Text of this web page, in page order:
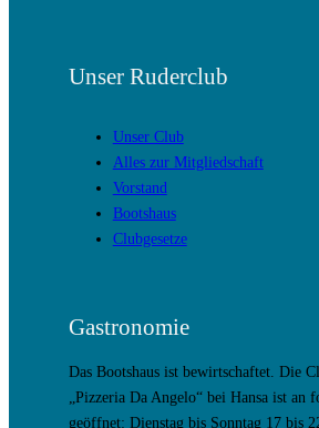
Unser Ruderclub
Unser Club
Alles zur Mitgliedschaft
Vorstand
Bootshaus
Clubgesetze
Gastronomie
Das Bootshaus ist bewirtschaftet. Die
„Pizzeria Da Angelo“ bei Hansa ist an
geöffnet: Dienstag bis Sonntag 17 bis